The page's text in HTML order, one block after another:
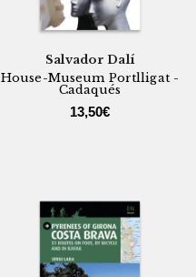
Salvador Dalí
House-Museum Portlligat -
Cadaqués
13,50€